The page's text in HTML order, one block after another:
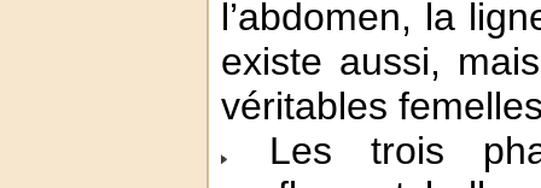
l’abdomen, la
existe aussi,
véritables
Les trois